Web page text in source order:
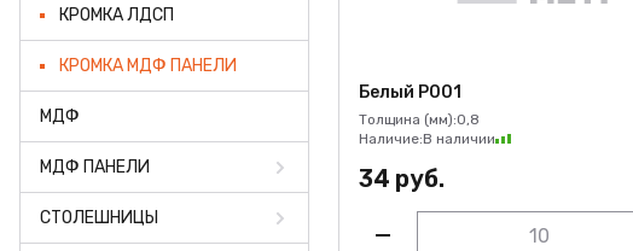
ПРОФИЛЬ АЛЮМИНИЕВЫЙ
РАСПРОДАЖА
КРОМКА ЛДСП
КРОМКА МДФ ПАНЕЛИ
МДФ
МДФ ПАНЕЛИ
СТОЛЕШНИЦЫ
Белый Р001
Толщина (мм):0,8
Наличие:В наличии
34 руб.